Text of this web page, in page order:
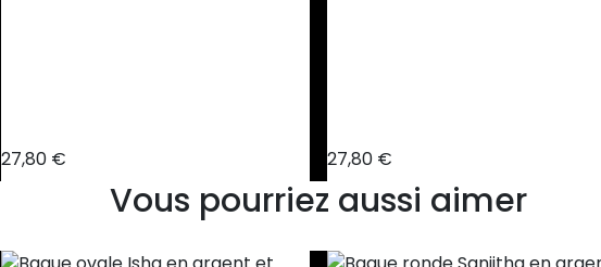
27,80 € 27,80 €
Vous pourriez aussi aimer